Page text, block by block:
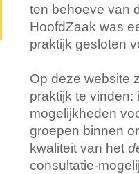
ten behoeve van
HoofdZaak was
praktijk gesloten
Op deze website
praktijk te vinden:
mogelijkheden
groepen binnen
kwaliteit van het
consultatie-